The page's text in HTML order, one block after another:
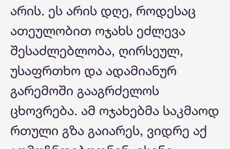
არის. ეს არის დღე, როდესაც
ათეულობით ოჯახს ეძლევა
შესაძლებლობა, ღირსეულ,
უსაფრთხო და ადამიანურ
გარემოში გააგრძელოს
ცხოვრება. ამ ოჯახებმა საკმაოდ
რთული გზა გაიარეს, ვიდრე აქ